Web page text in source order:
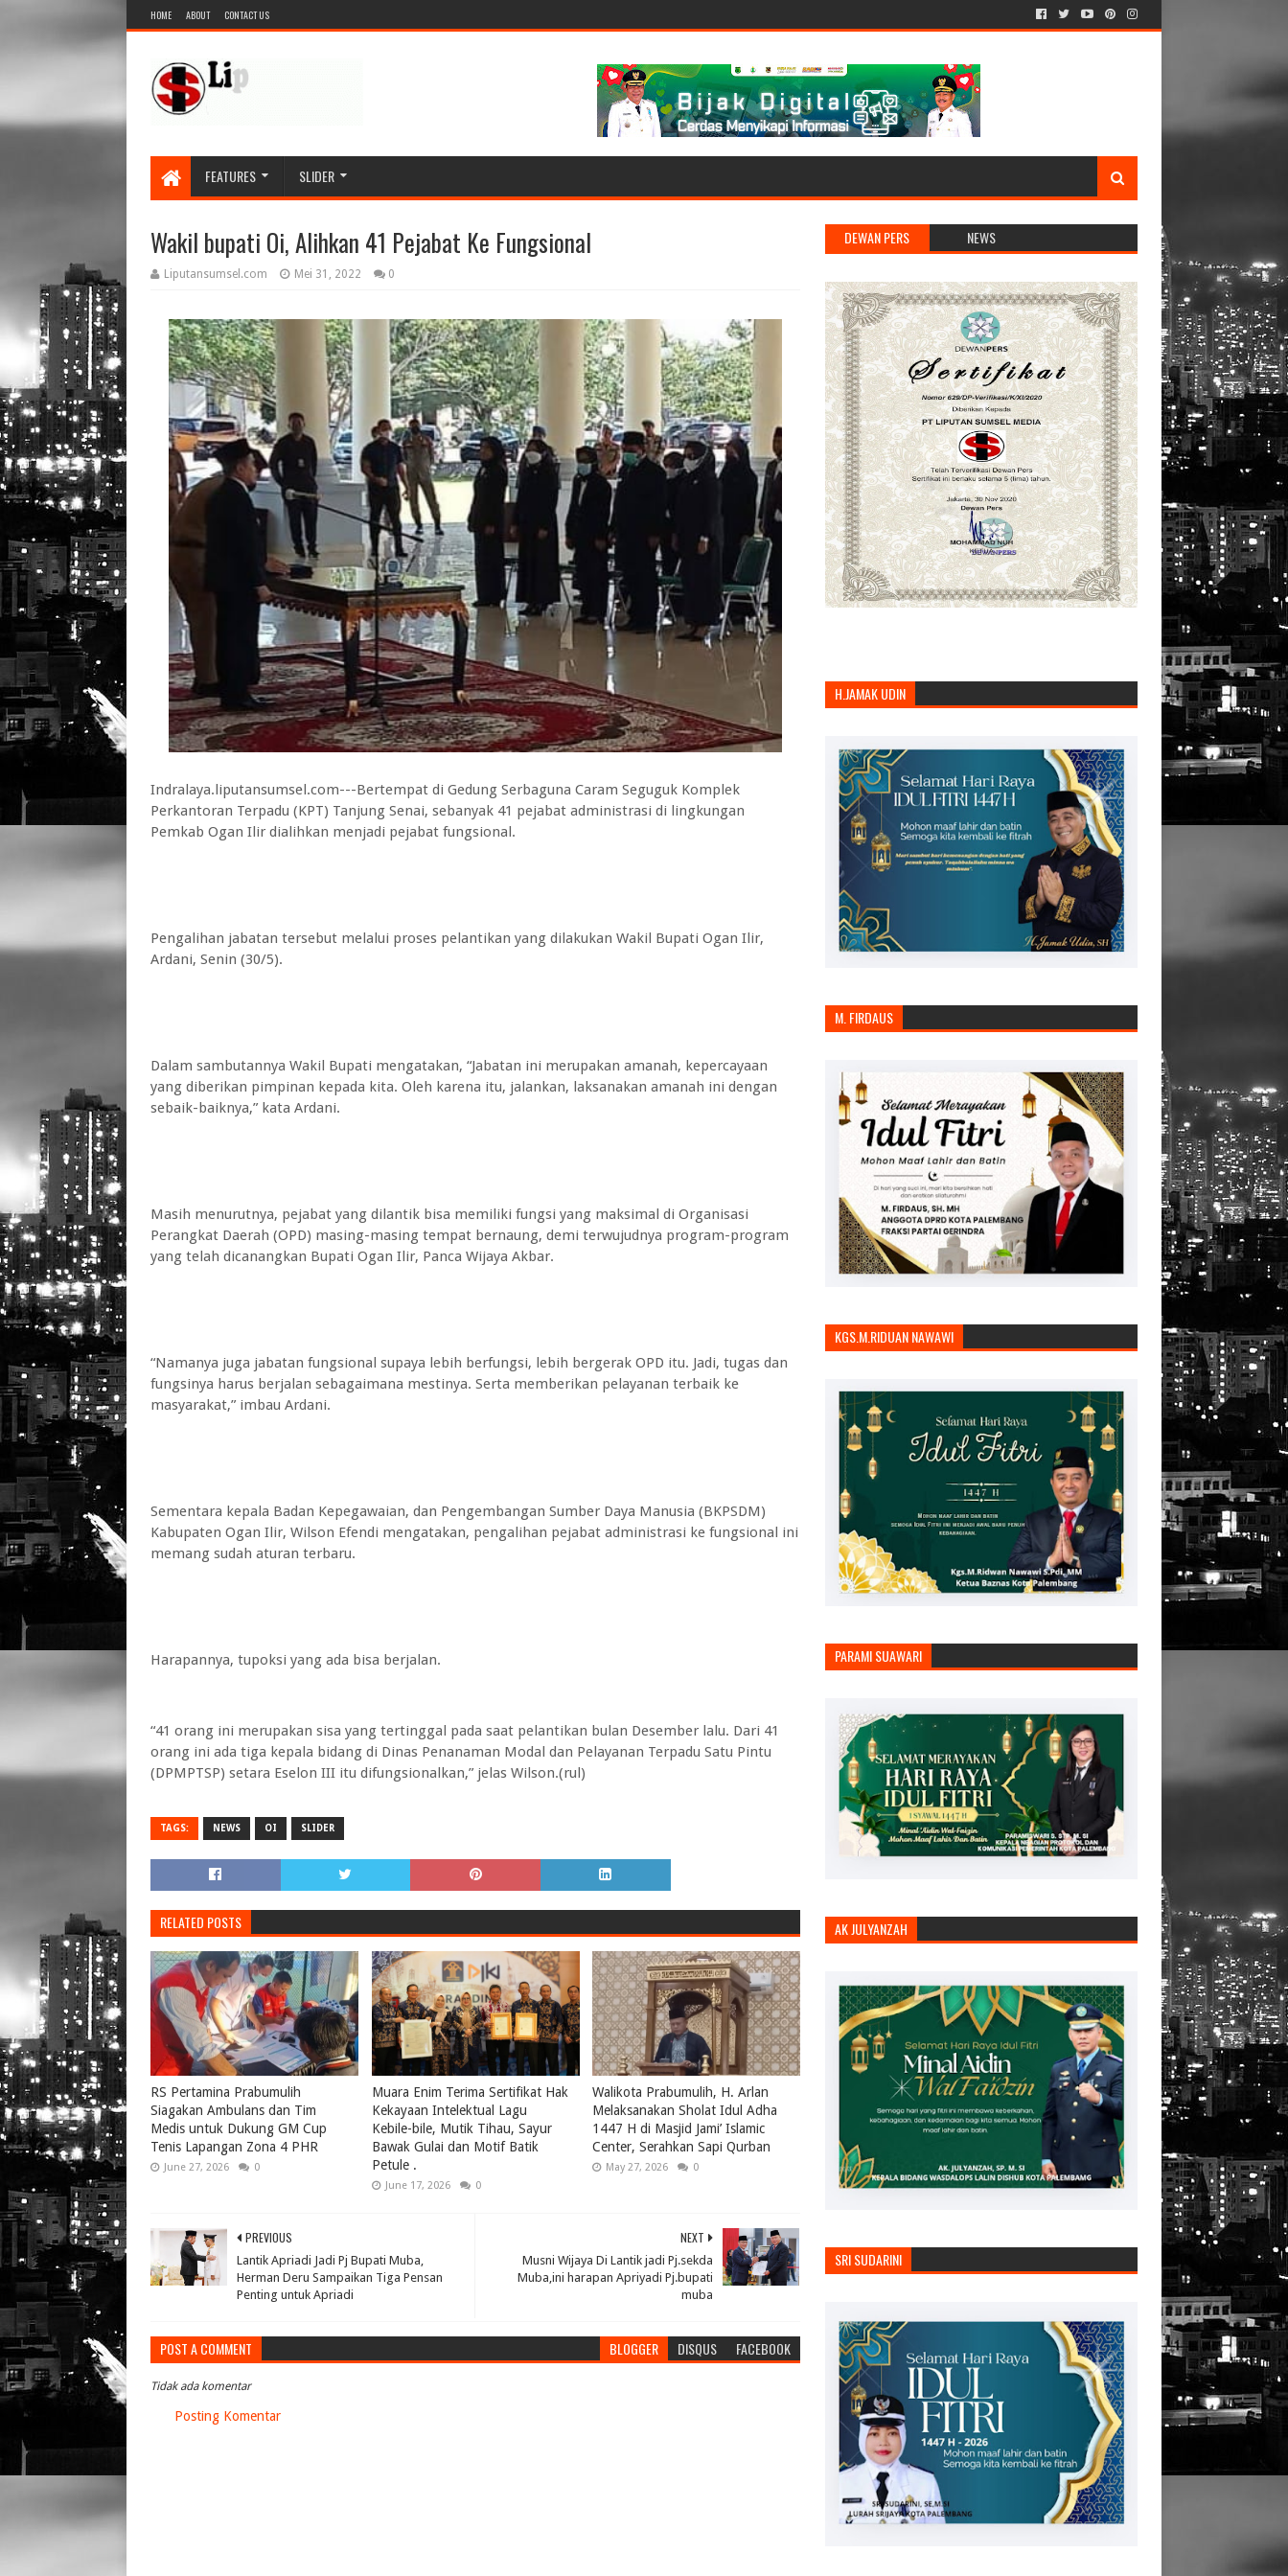
HOME ABOUT CONTACT US
FEATURES SLIDER
Wakil bupati Oi, Alihkan 41 Pejabat Ke Fungsional
Liputansumsel.com Mei 31, 2022 0
Indralaya.liputansumsel.com---Bertempat di Gedung Serbaguna Caram Seguguk Komplek
Perkantoran Terpadu (KPT) Tanjung Senai, sebanyak 41 pejabat administrasi di lingkungan
Pemkab Ogan Ilir dialihkan menjadi pejabat fungsional.
Pengalihan jabatan tersebut melalui proses pelantikan yang dilakukan Wakil Bupati Ogan Ilir,
Ardani, Senin (30/5).
Dalam sambutannya Wakil Bupati mengatakan, “Jabatan ini merupakan amanah, kepercayaan
yang diberikan pimpinan kepada kita. Oleh karena itu, jalankan, laksanakan amanah ini dengan
sebaik-baiknya,” kata Ardani.
Masih menurutnya, pejabat yang dilantik bisa memiliki fungsi yang maksimal di Organisasi
Perangkat Daerah (OPD) masing-masing tempat bernaung, demi terwujudnya program-program
yang telah dicanangkan Bupati Ogan Ilir, Panca Wijaya Akbar.
“Namanya juga jabatan fungsional supaya lebih berfungsi, lebih bergerak OPD itu. Jadi, tugas dan
fungsinya harus berjalan sebagaimana mestinya. Serta memberikan pelayanan terbaik ke
masyarakat,” imbau Ardani.
Sementara kepala Badan Kepegawaian, dan Pengembangan Sumber Daya Manusia (BKPSDM)
Kabupaten Ogan Ilir, Wilson Efendi mengatakan, pengalihan pejabat administrasi ke fungsional ini
memang sudah aturan terbaru.
Harapannya, tupoksi yang ada bisa berjalan.
“41 orang ini merupakan sisa yang tertinggal pada saat pelantikan bulan Desember lalu. Dari 41
orang ini ada tiga kepala bidang di Dinas Penanaman Modal dan Pelayanan Terpadu Satu Pintu
(DPMPTSP) setara Eselon III itu difungsionalkan,” jelas Wilson.(rul)
TAGS: NEWS OI SLIDER
RELATED POSTS
RS Pertamina Prabumulih
Siagakan Ambulans dan Tim
Medis untuk Dukung GM Cup
Tenis Lapangan Zona 4 PHR
June 27, 2026 0
Muara Enim Terima Sertifikat Hak
Kekayaan Intelektual Lagu
Kebile-bile, Mutik Tihau, Sayur
Bawak Gulai dan Motif Batik
Petule .
June 17, 2026 0
Walikota Prabumulih, H. Arlan
Melaksanakan Sholat Idul Adha
1447 H di Masjid Jami’ Islamic
Center, Serahkan Sapi Qurban
May 27, 2026 0
NEXT
Musni Wijaya Di Lantik jadi Pj.sekda
Muba,ini harapan Apriyadi Pj.bupati
muba
PREVIOUS
Lantik Apriadi Jadi Pj Bupati Muba,
Herman Deru Sampaikan Tiga Pensan
Penting untuk Apriadi
POST A COMMENT BLOGGER DISQUS FACEBOOK
Tidak ada komentar
Posting Komentar
DEWAN PERS NEWS
H.JAMAK UDIN
M. FIRDAUS
KGS.M.RIDUAN NAWAWI
PARAMI SUAWARI
AK JULYANZAH
SRI SUDARINI